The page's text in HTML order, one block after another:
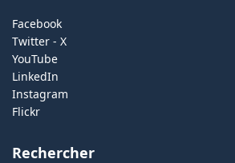
Facebook
Twitter - X
YouTube
LinkedIn
Instagram
Flickr
Rechercher